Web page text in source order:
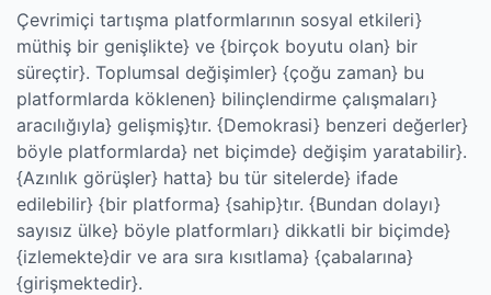
Çevrimiçi tartışma platformlarının sosyal etkileri}
müthiş bir genişlikte} ve {birçok boyutu olan} bir
süreçtir}. Toplumsal değişimler} {çoğu zaman} bu
platformlarda köklenen} bilinçlendirme çalışmaları}
aracılığıyla} gelişmiş}tır. {Demokrasi} benzeri değerler}
böyle platformlarda} net biçimde} değişim yaratabilir}.
{Azınlık görüşler} hatta} bu tür sitelerde} ifade
edilebilir} {bir platforma} {sahip}tır. {Bundan dolayı}
sayısız ülke} böyle platformları} dikkatli bir biçimde}
{izlemekte}dir ve ara sıra kısıtlama} {çabalarına}
{girişmektedir}.